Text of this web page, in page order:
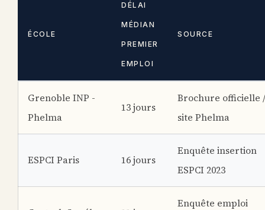
ÉCOLE
DÉLAI
MÉDIAN
PREMIER
EMPLOI
SOURCE
Grenoble INP -
Phelma
13 jours
Brochure officielle /
site Phelma
ESPCI Paris 16 jours
Enquête insertion
ESPCI 2023
Enquête emploi